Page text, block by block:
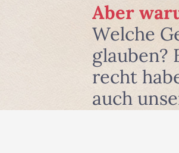
Aber
Welche
glauben?
recht
auch